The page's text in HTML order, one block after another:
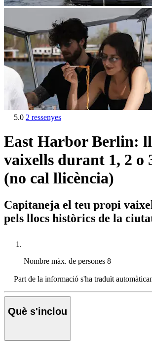
5.0 2 ressenyes
East Harbor Berlin:
vaixells durant 1, 2 o
(no cal llicència)
Capitaneja el teu propi
pels llocs històrics de la
Nombre màx. de persones 8
Part de la informació s'ha traduït
Què s'inclou